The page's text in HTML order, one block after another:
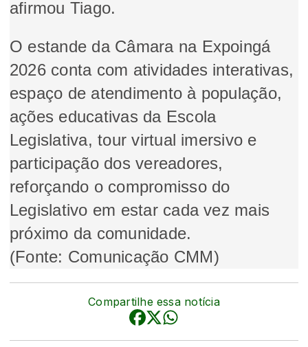
afirmou Tiago.
O estande da Câmara na Expoingá
2026 conta com atividades interativas,
espaço de atendimento à população,
ações educativas da Escola
Legislativa, tour virtual imersivo e
participação dos vereadores,
reforçando o compromisso do
Legislativo em estar cada vez mais
próximo da comunidade.
(Fonte: Comunicação CMM)
Compartilhe essa notícia